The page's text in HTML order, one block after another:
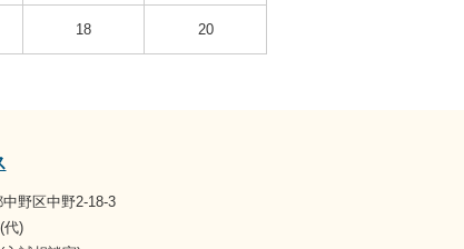
18 20
野区中野2-18-3
代)